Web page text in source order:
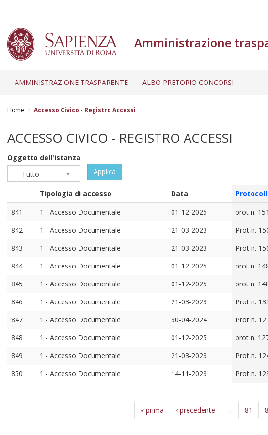
Amministrazione
AMMINISTRAZIONE TRASPARENTE ALBO PRETORIO CONCORSI
Home Accesso Civico - Registro Accessi
ACCESSO CIVICO - REGISTRO ACCESSI
Oggetto dell'istanza
- Tutto -
Applica
Tipologia di accesso Data
841
1 - Accesso Documentale 01-12-2025 prot n.
842
1 - Accesso Documentale 21-03-2023 Prot n.
843
1 - Accesso Documentale 21-03-2023 Prot n.
844
1 - Accesso Documentale 01-12-2025 prot n.
845
1 - Accesso Documentale 01-12-2025 prot n.
846
1 - Accesso Documentale 21-03-2023 Prot n.
847
1 - Accesso Documentale 30-04-2024 Prot n.
848
1 - Accesso Documentale 01-12-2025 prot n.
849
1 - Accesso Documentale 21-03-2023 Prot n.
850
1 - Accesso Documentale 14-11-2023 Prot n.
« prima ‹ precedente … 81